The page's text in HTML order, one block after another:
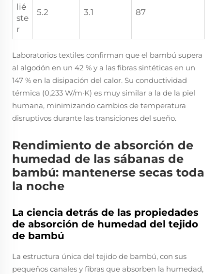
lié
ste
r
5.2 3.1 87
Laboratorios textiles confirman que el bambú supera
al algodón en un 42 % y a las fibras sintéticas en un
147 % en la disipación del calor. Su conductividad
térmica (0,233 W/m·K) es muy similar a la de la piel
humana, minimizando cambios de temperatura
disruptivos durante las transiciones del sueño.
Rendimiento de absorción de
humedad de las sábanas de
bambú: mantenerse secas toda
la noche
La ciencia detrás de las propiedades
de absorción de humedad del tejido
de bambú
La estructura única del tejido de bambú, con sus
pequeños canales y fibras que absorben la humedad,